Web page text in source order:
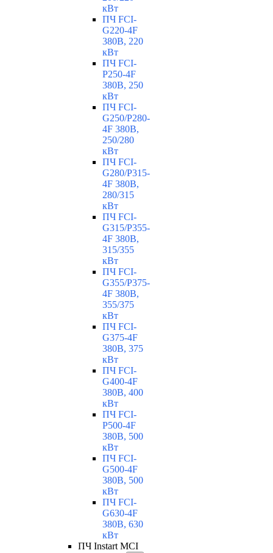
кВт
ПЧ FCI-
G220-4F
380В, 220
кВт
ПЧ FCI-
P250-4F
380В, 250
кВт
ПЧ FCI-
G250/P280-
4F 380В,
250/280
кВт
ПЧ FCI-
G280/P315-
4F 380В,
280/315
кВт
ПЧ FCI-
G315/P355-
4F 380В,
315/355
кВт
ПЧ FCI-
G355/P375-
4F 380В,
355/375
кВт
ПЧ FCI-
G375-4F
380В, 375
кВт
ПЧ FCI-
G400-4F
380В, 400
кВт
ПЧ FCI-
P500-4F
380В, 500
кВт
ПЧ FCI-
G500-4F
380В, 500
кВт
ПЧ FCI-
G630-4F
380В, 630
кВт
ПЧ Instart MCI